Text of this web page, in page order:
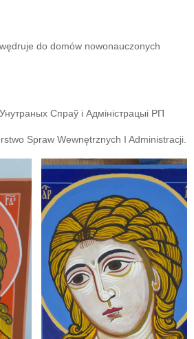
do domów nowonauczonych
Спраў і Адміністрацыі РП
Spraw Wewnętrznych I Administracji.